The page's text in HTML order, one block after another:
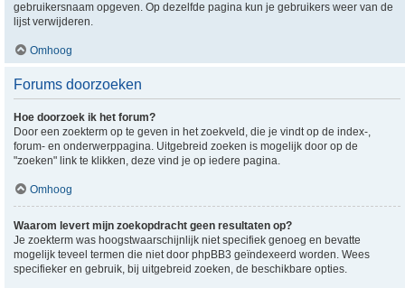
gebruikersnaam opgeven. Op dezelfde pagina kun je gebruikers weer van de
lijst verwijderen.
Omhoog
Forums doorzoeken
Hoe doorzoek ik het forum?
Door een zoekterm op te geven in het zoekveld, die je vindt op de index-,
forum- en onderwerppagina. Uitgebreid zoeken is mogelijk door op de
"zoeken" link te klikken, deze vind je op iedere pagina.
Omhoog
Waarom levert mijn zoekopdracht geen resultaten op?
Je zoekterm was hoogstwaarschijnlijk niet specifiek genoeg en bevatte
mogelijk teveel termen die niet door phpBB3 geïndexeerd worden. Wees
specifieker en gebruik, bij uitgebreid zoeken, de beschikbare opties.